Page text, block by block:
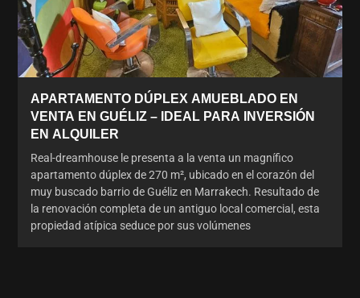
APARTAMENTO DÚPLEX AMUEBLADO EN
VENTA EN GUÉLIZ – IDEAL PARA INVERSIÓN
EN ALQUILER
Real-dreamhouse le presenta a la venta un magnífico
apartamento dúplex de 270 m², ubicado en el corazón del
muy buscado barrio de Guéliz en Marrakech. Resultado de
la renovación completa de un antiguo local comercial, esta
propiedad atípica seduce por sus volúmenes